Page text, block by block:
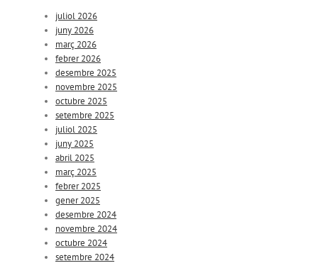
juliol 2026
juny 2026
març 2026
febrer 2026
desembre 2025
novembre 2025
octubre 2025
setembre 2025
juliol 2025
juny 2025
abril 2025
març 2025
febrer 2025
gener 2025
desembre 2024
novembre 2024
octubre 2024
setembre 2024